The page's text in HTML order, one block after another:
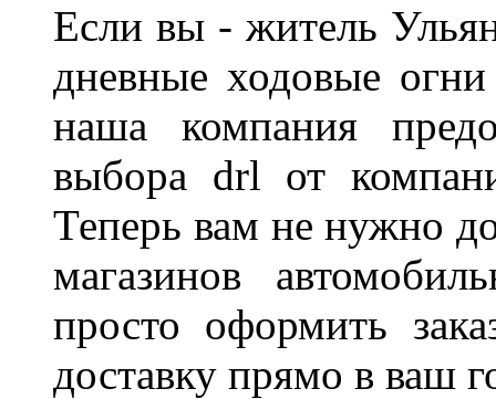
Если вы - житель
дневные ходовые
наша компания
выбора drl от
Теперь вам не нужно
магазинов
просто оформить
доставку прямо в ваш